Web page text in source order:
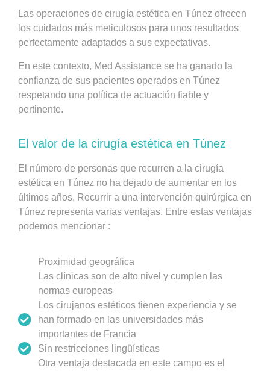
Las operaciones de cirugía estética en Túnez ofrecen
los cuidados más meticulosos para unos resultados
perfectamente adaptados a sus expectativas.
En este contexto, Med Assistance se ha ganado la
confianza de sus pacientes operados en Túnez
respetando una política de actuación fiable y
pertinente.
El valor de la cirugía estética en Túnez
El número de personas que recurren a la cirugía
estética en Túnez no ha dejado de aumentar en los
últimos años. Recurrir a una intervención quirúrgica en
Túnez representa varias ventajas. Entre estas ventajas
podemos mencionar :
Proximidad geográfica
Las clínicas son de alto nivel y cumplen las
normas europeas
Los cirujanos estéticos tienen experiencia y se
han formado en las universidades más
importantes de Francia
Sin restricciones lingüísticas
Otra ventaja destacada en este campo es el